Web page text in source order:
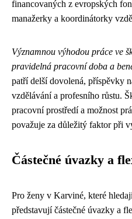
financovaných z evropských
manažerky a koordinátorky
Významnou výhodou práce ve
pravidelná pracovní doba a
patří delší dovolená, příspěvky
vzdělávání a profesního růstu.
pracovní prostředí a možnost
považuje za důležitý faktor při
Částečné úvazky a
Pro ženy v Karviné, které
představují částečné úvazky a